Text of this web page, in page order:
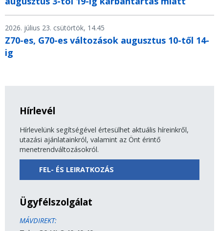
2026. július 23. csütörtök, 14.45
Z70-es, G70-es változások augusztus 10-től 14-
ig
Hírlevél
Hírlevelünk segítségével értesülhet aktuális híreinkről,
utazási ajánlatainkról, valamint az Önt érintő
menetrendváltozásokról.
FEL- ÉS LEIRATKOZÁS
Ügyfélszolgálat
MÁVDIREKT: